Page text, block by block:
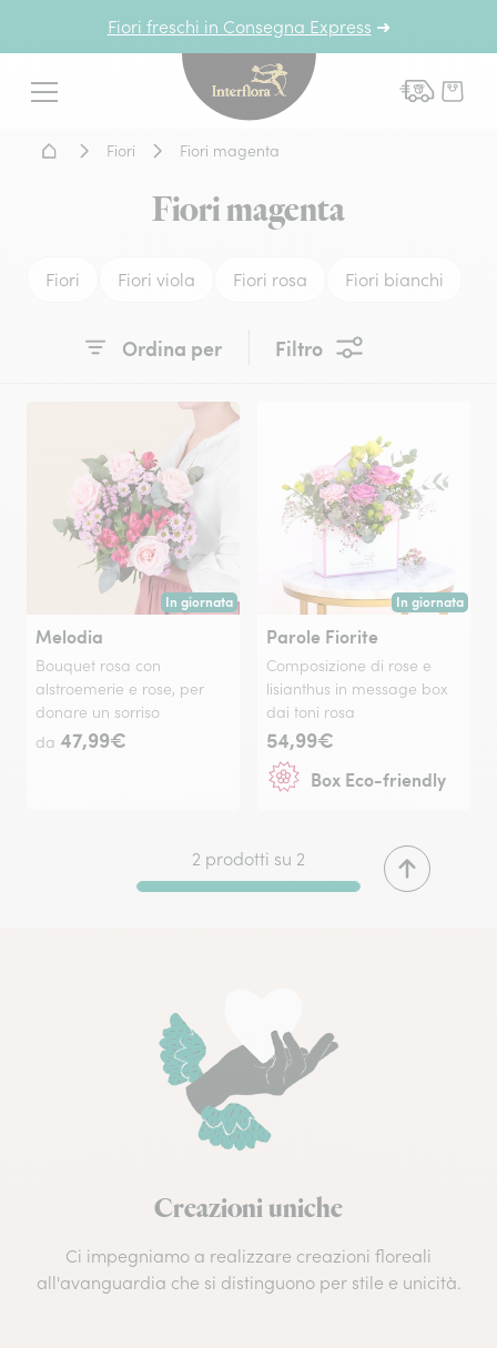
Fiori freschi in Consegna Express ➜
Menu
Interflora - fiori a
Home - Fiori a domicilio
Fiori Fiori magenta
Fiori magenta
Fiori Fiori viola Fiori rosa Fiori bianchi
Ordina per Filtro
In giornata
Consegna disponibile oggi o in data a tua scelta.
Melodia
Bouquet rosa con
alstroemerie e rose, per
donare un sorriso
da 47,99€
In giornata
Consegna
Parole Fiorite
Composizione di rose e
lisianthus in message box
dai toni rosa
54,99€
Box Eco-friendly
2 prodotti su 2
Creazioni uniche
Ci impegniamo a realizzare creazioni floreali
all'avanguardia che si distinguono per stile e unicità.